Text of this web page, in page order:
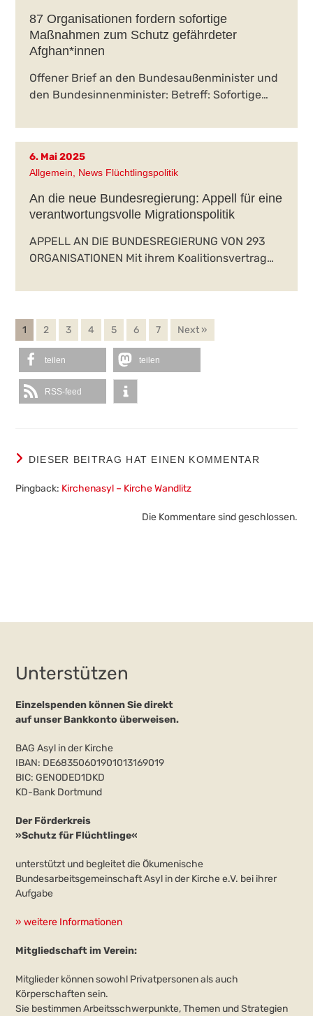
87 Organisationen fordern sofortige
Maßnahmen zum Schutz gefährdeter
Afghan*innen
Offener Brief an den Bundesaußenminister und
den Bundesinnenminister: Betreff: Sofortige…
6. Mai 2025
Allgemein, News Flüchtlingspolitik
An die neue Bundesregierung: Appell für eine
verantwortungsvolle Migrationspolitik
APPELL AN DIE BUNDESREGIERUNG VON 293
ORGANISATIONEN Mit ihrem Koalitionsvertrag…
1 2 3 4 5 6 7 Next »
teilen teilen
RSS-feed
DIESER BEITRAG HAT EINEN KOMMENTAR
Pingback: Kirchenasyl – Kirche Wandlitz
Die Kommentare sind geschlossen.
Unterstützen
Einzelspenden können Sie direkt
auf unser Bankkonto überweisen.
BAG Asyl in der Kirche
IBAN: DE68350601901013169019
BIC: GENODED1DKD
KD-Bank Dortmund
Der Förderkreis
»Schutz für Flüchtlinge«
unterstützt und begleitet die Ökumenische
Bundesarbeitsgemeinschaft Asyl in der Kirche e.V. bei ihrer
Aufgabe
» weitere Informationen
Mitgliedschaft im Verein:
Mitglieder können sowohl Privatpersonen als auch
Körperschaften sein.
Sie bestimmen Arbeitsschwerpunkte, Themen und Strategien